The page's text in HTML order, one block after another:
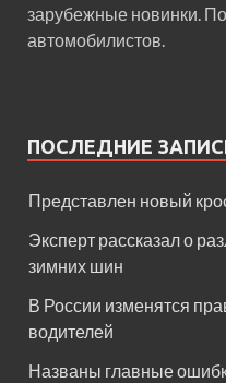
зарубежные новинки.
автомобилистов.
ПОСЛЕДНИЕ
Представлен новый
Эксперт рассказал о
зимних шин
В России изменятся
водителей
Названы главные